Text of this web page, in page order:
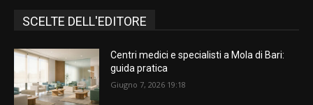
SCELTE DELL'EDITORE
Centri medici e specialisti a Mola di Bari:
guida pratica
Giugno 7, 2026 19:18